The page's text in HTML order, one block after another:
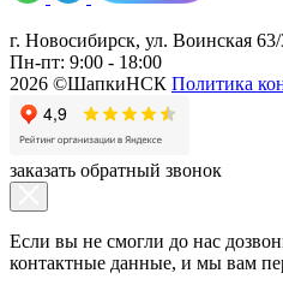
г. Новосибирск, ул. Воинская
Пн-пт: 9:00 - 18:00
2026 ©ШапкиНСК Политика
заказать обратный звонок
Если вы не смогли до нас
контактные данные, и мы вам